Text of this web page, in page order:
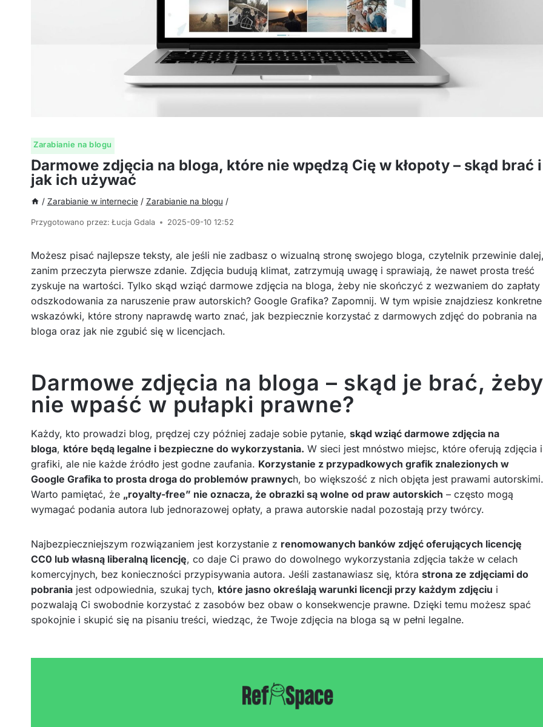
Zarabianie na blogu
Darmowe zdjęcia na bloga, które nie wpędzą Cię w kłopoty – skąd brać i
jak ich używać
/ Zarabianie w internecie / Zarabianie na blogu /
Przygotowano przez: Łucja Gdala 2025-09-10 12:52
Możesz pisać najlepsze teksty, ale jeśli nie zadbasz o wizualną stronę swojego bloga, czytelnik przewinie
zanim przeczyta pierwsze zdanie. Zdjęcia budują klimat, zatrzymują uwagę i sprawiają, że nawet prosta treść
zyskuje na wartości. Tylko skąd wziąć darmowe zdjęcia na bloga, żeby nie skończyć z wezwaniem do zapłaty
odszkodowania za naruszenie praw autorskich? Google Grafika? Zapomnij. W tym wpisie znajdziesz konkretne
wskazówki, które strony naprawdę warto znać, jak bezpiecznie korzystać z darmowych zdjęć do pobrania na
bloga oraz jak nie zgubić się w licencjach.
Darmowe zdjęcia na bloga – skąd je brać, żeby
nie wpaść w pułapki prawne?
Każdy, kto prowadzi blog, prędzej czy później zadaje sobie pytanie, skąd wziąć darmowe zdjęcia na
bloga, które będą legalne i bezpieczne do wykorzystania. W sieci jest mnóstwo miejsc, które oferują zdjęcia i
grafiki, ale nie każde źródło jest godne zaufania. Korzystanie z przypadkowych grafik znalezionych w
Google Grafika to prosta droga do problemów prawnych, bo większość z nich objęta jest prawami autorskimi.
Warto pamiętać, że „royalty-free” nie oznacza, że obrazki są wolne od praw autorskich – często mogą
wymagać podania autora lub jednorazowej opłaty, a prawa autorskie nadal pozostają przy twórcy.
Najbezpieczniejszym rozwiązaniem jest korzystanie z renomowanych banków zdjęć oferujących licencję
CC0 lub własną liberalną licencję, co daje Ci prawo do dowolnego wykorzystania zdjęcia także w celach
komercyjnych, bez konieczności przypisywania autora. Jeśli zastanawiasz się, która strona ze zdjęciami do
pobrania jest odpowiednia, szukaj tych, które jasno określają warunki licencji przy każdym zdjęciu i
pozwalają Ci swobodnie korzystać z zasobów bez obaw o konsekwencje prawne. Dzięki temu możesz spać
spokojnie i skupić się na pisaniu treści, wiedząc, że Twoje zdjęcia na bloga są w pełni legalne.